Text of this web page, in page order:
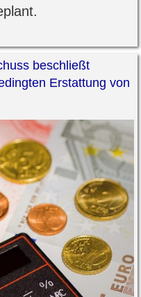
beschließt
Erstattung von